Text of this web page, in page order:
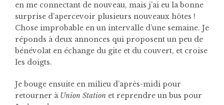
en me connectant de nouveau, mais j’ai eu la bonne
surprise d’apercevoir plusieurs nouveaux hôtes !
Chose improbable en un intervalle d’une semaine. Je
réponds à deux annonces qui proposent un peu de
bénévolat en échange du gite et du couvert, et croise
les doigts.
Je bouge ensuite en milieu d’après-midi pour
retourner à Union Station et reprendre un bus pour